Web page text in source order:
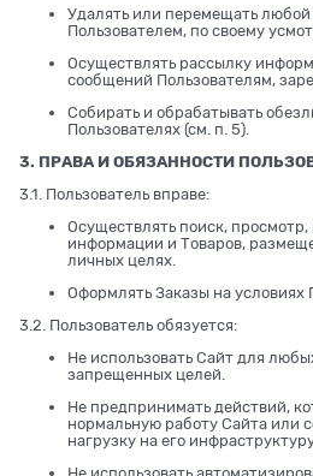
Удалять или перемещать
Пользователем, по своему
Осуществлять рассылку
сообщений Пользователям,
Собирать и обрабатывать
Пользователях (см. п. 5).
3. ПРАВА И ОБЯЗАННОСТИ
3.1. Пользователь вправе:
Осуществлять поиск, просмотр,
информации и Товаров,
личных целях.
Оформлять Заказы на условиях
3.2. Пользователь обязуется:
Не использовать Сайт для
запрещенных целей.
Не предпринимать действий,
нормальную работу Сайта или
нагрузку на его